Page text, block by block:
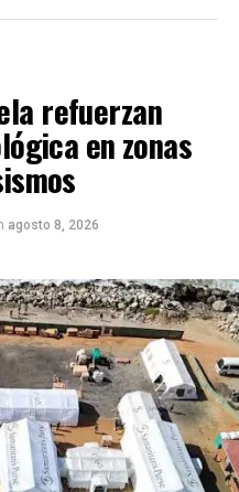
refuerzan
en zonas
agosto 8, 2026